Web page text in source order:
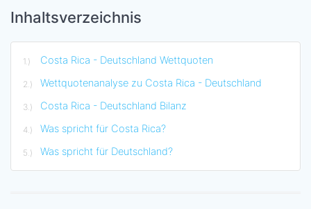
Inhaltsverzeichnis
Costa Rica - Deutschland Wettquoten
Wettquotenanalyse zu Costa Rica - Deutschland
Costa Rica - Deutschland Bilanz
Was spricht für Costa Rica?
Was spricht für Deutschland?